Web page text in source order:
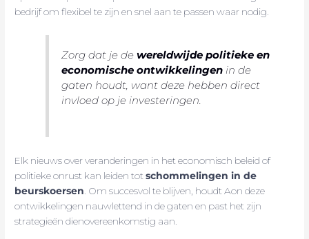
bedrijf om flexibel te zijn en snel aan te passen waar nodig.
Zorg dat je dewereldwijde politieke en
economische ontwikkelingen in de
gaten houdt, want deze hebben direct
invloed op je investeringen.
Elk nieuws over veranderingen in het economisch beleid of
politieke onrust kan leiden totschommelingen in de
beurskoersen . Om succesvol te blijven, houdt Aon deze
ontwikkelingen nauwlettend in de gaten en past het zijn
strategieën dienovereenkomstig aan.